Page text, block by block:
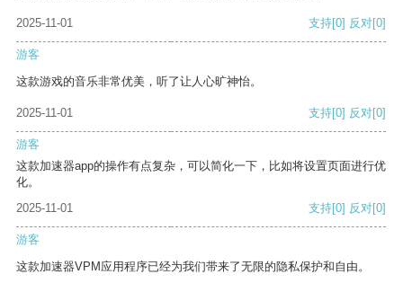
2025-11-01 支持[0] 反对[0]
游客
这款游戏的音乐非常优美，听了让人心旷神怡。
2025-11-01 支持[0] 反对[0]
游客
这款加速器app的操作有点复杂，可以简化一下，比如将设置页面进行优
化。
2025-11-01
支持[0] 反对[0]
游客
这款加速器VPM应用程序已经为我们带来了无限的隐私保护和自由。